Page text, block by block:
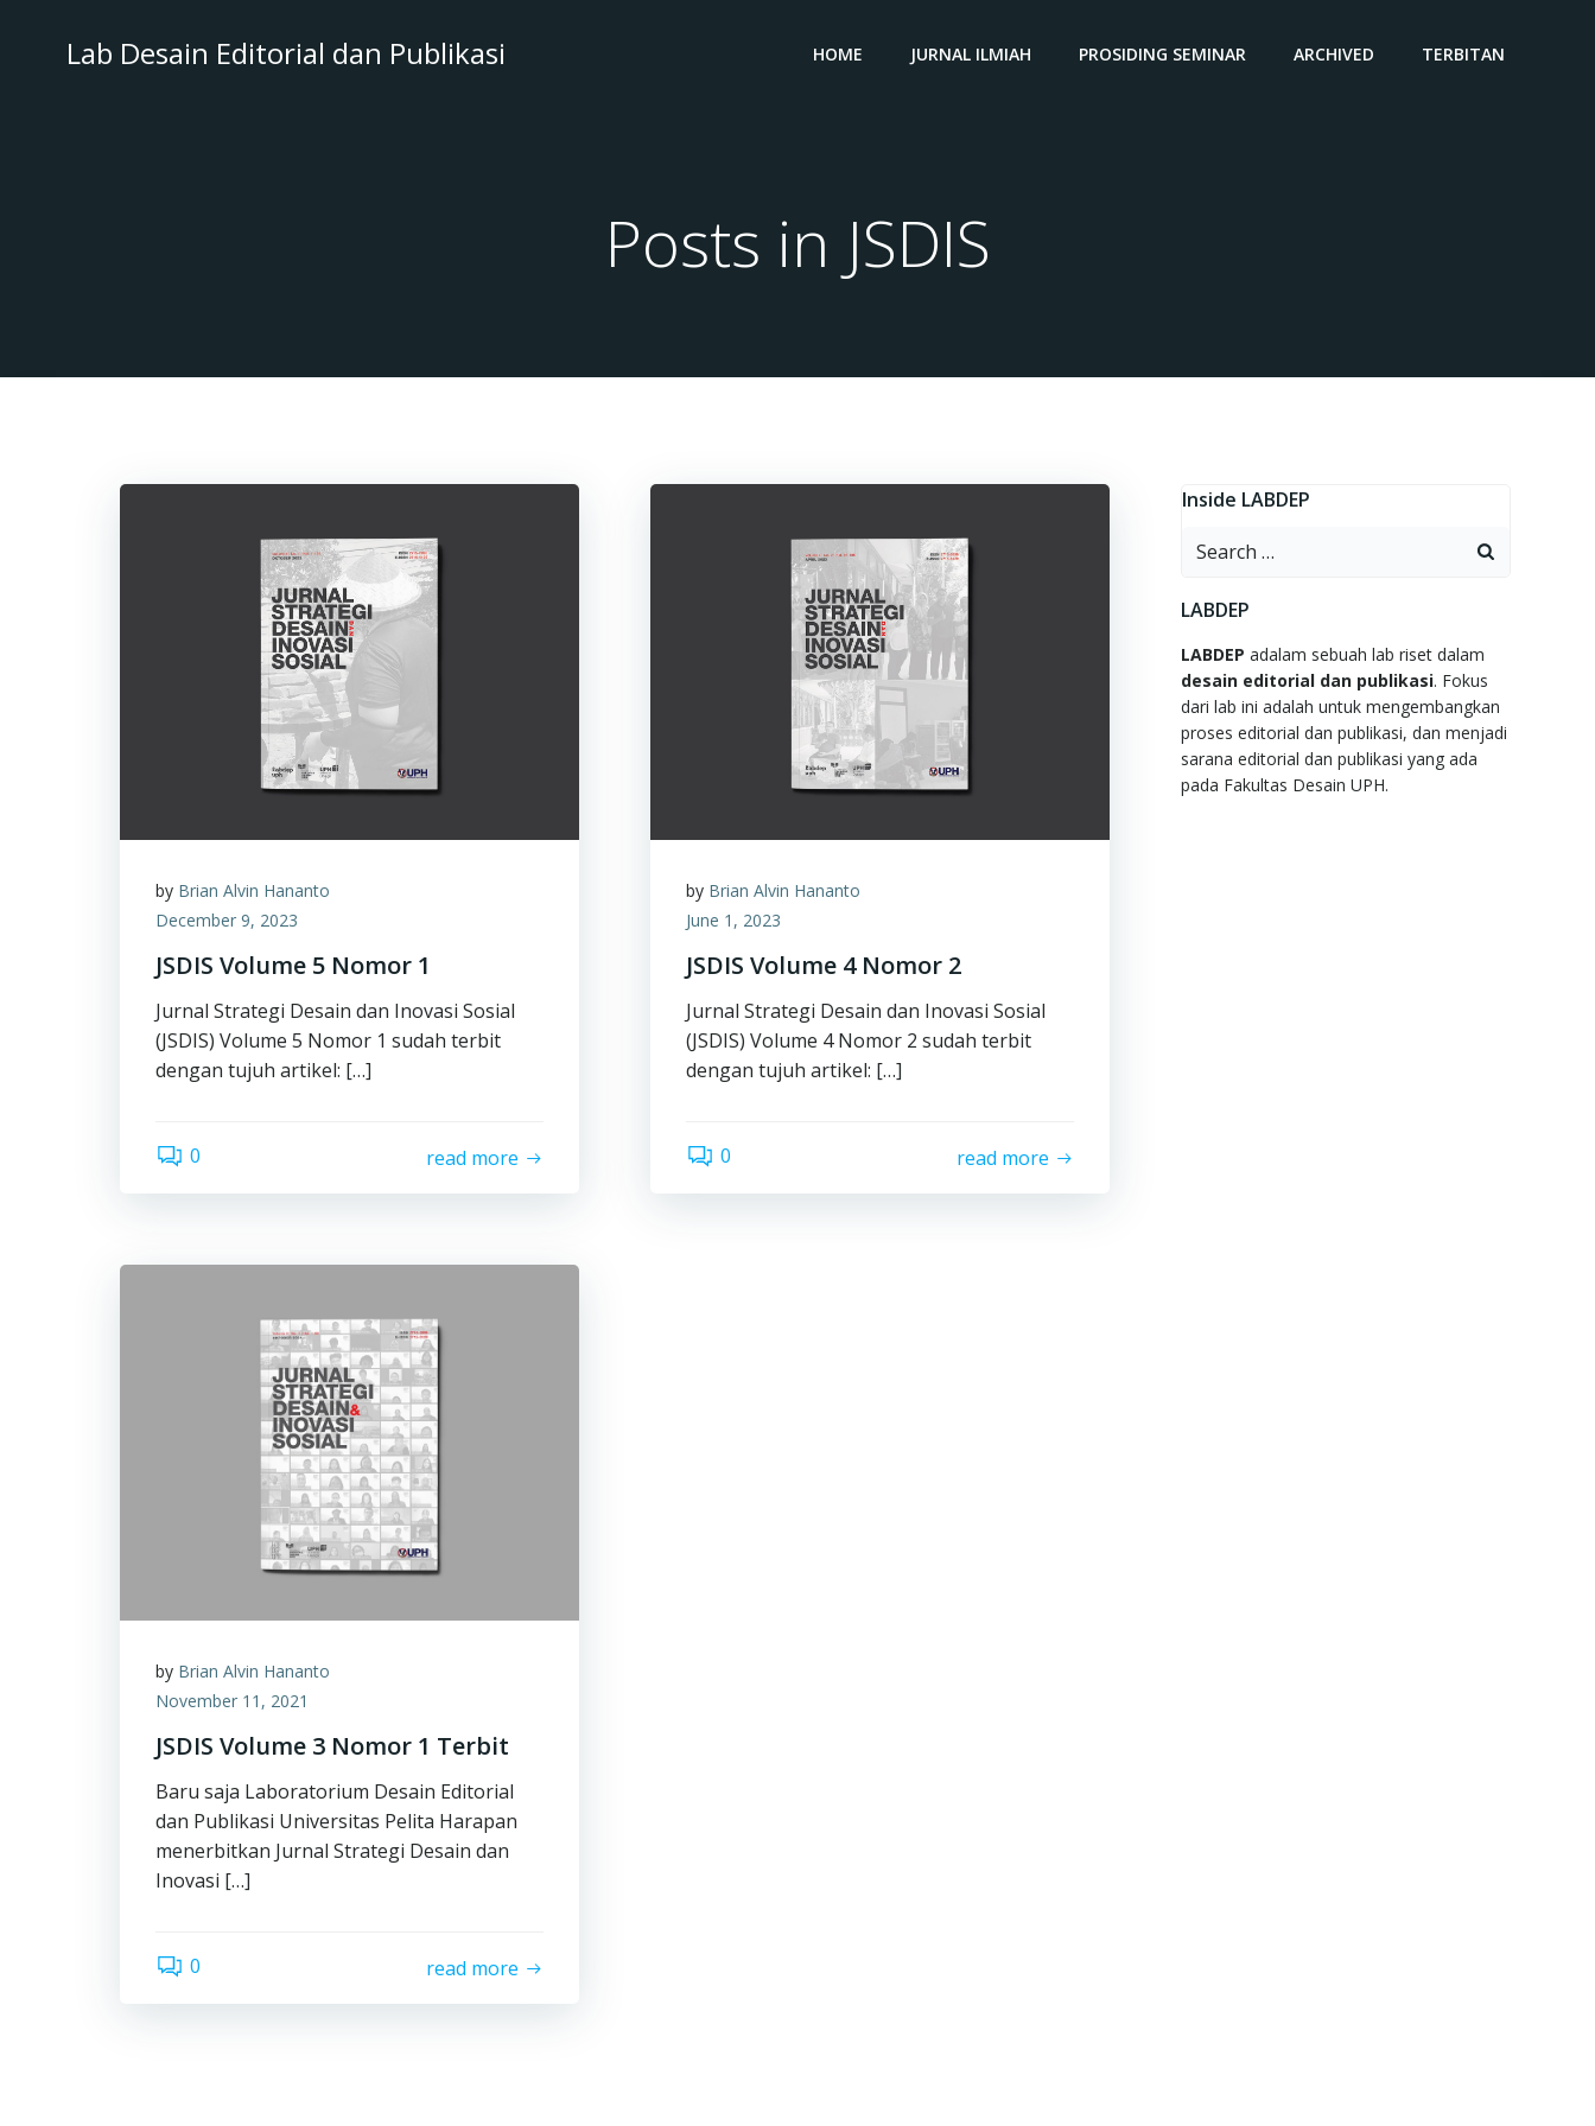
Lab Desain Editorial dan Publikasi HOME JURNAL ILMIAH PROSIDING SEMINAR ARCHIVED TERBITAN
Posts in JSDIS
by Brian Alvin Hananto
December 9, 2023
JSDIS Volume 5 Nomor 1
Jurnal Strategi Desain dan Inovasi Sosial
(JSDIS) Volume 5 Nomor 1 sudah terbit
dengan tujuh artikel: […]
0 read more
by Brian Alvin Hananto
June 1, 2023
JSDIS Volume 4 Nomor 2
Jurnal Strategi Desain dan Inovasi Sosial
(JSDIS) Volume 4 Nomor 2 sudah terbit
dengan tujuh artikel: […]
0 read more
by Brian Alvin Hananto
November 11, 2021
JSDIS Volume 3 Nomor 1 Terbit
Baru saja Laboratorium Desain Editorial
dan Publikasi Universitas Pelita Harapan
menerbitkan Jurnal Strategi Desain dan
Inovasi […]
0 read more
Inside LABDEP
Search
LABDEP
LABDEP adalam sebuah lab riset dalam
desain editorial dan publikasi. Fokus
dari lab ini adalah untuk mengembangkan
proses editorial dan publikasi, dan menjadi
sarana editorial dan publikasi yang ada
pada Fakultas Desain UPH.